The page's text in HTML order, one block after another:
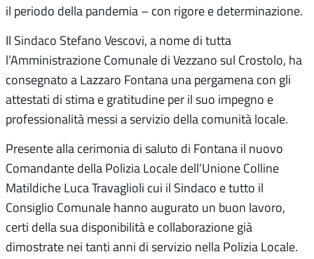
il periodo della pandemia – con rigore e determinazione.
Il Sindaco Stefano Vescovi, a nome di tutta
l’Amministrazione Comunale di Vezzano sul Crostolo, ha
consegnato a Lazzaro Fontana una pergamena con gli
attestati di stima e gratitudine per il suo impegno e
professionalità messi a servizio della comunità locale.
Presente alla cerimonia di saluto di Fontana il nuovo
Comandante della Polizia Locale dell’Unione Colline
Matildiche Luca Travaglioli cui il Sindaco e tutto il
Consiglio Comunale hanno augurato un buon lavoro,
certi della sua disponibilità e collaborazione già
dimostrate nei tanti anni di servizio nella Polizia Locale.